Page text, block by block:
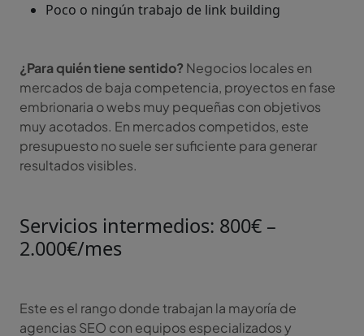
Poco o ningún trabajo de link building
¿Para quién tiene sentido? Negocios locales en
mercados de baja competencia, proyectos en fase
embrionaria o webs muy pequeñas con objetivos
muy acotados. En mercados competidos, este
presupuesto no suele ser suficiente para generar
resultados visibles.
Servicios intermedios: 800€ –
2.000€/mes
Este es el rango donde trabajan la mayoría de
agencias SEO con equipos especializados y